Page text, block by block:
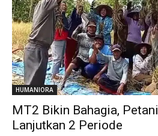
HUMANIORA
MT2 Bikin Bahagia,
Lanjutkan 2 Periode